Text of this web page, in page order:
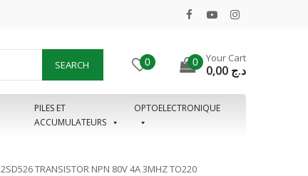
SEARCH 0 0 Your Cart
د.ج
PILES ET
ACCUMULATEURS
OPTOELECTRONIQUE
2SD526 TRANSISTOR NPN 80V 4A 3MHZ TO220